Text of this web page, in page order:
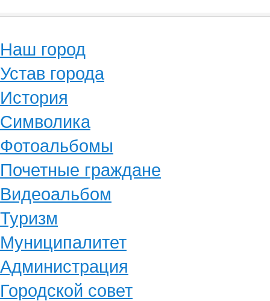
Наш город
Устав города
История
Символика
Фотоальбомы
Почетные граждане
Видеоальбом
Туризм
Муниципалитет
Администрация
Городской совет